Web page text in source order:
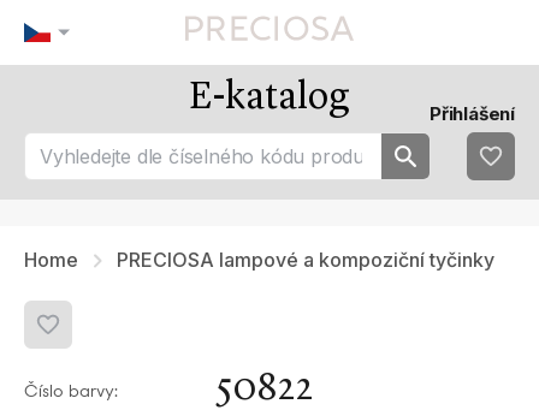
tip 1
tip 2
Nejoblíbenějsí
fav 1
fav 2
fav 5
E-katalog Přihlášení
Home PRECIOSA lampové a kompoziční tyčinky
Číslo barvy: 50822